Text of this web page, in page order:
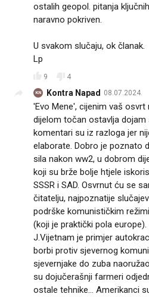
ostalih geopol. pitanja
naravno pokriven.
U svakom slučaju, ok članak.
Lp
9 4
KN Kontra Napad 08.07.2024.
'Evo Mene', cijenim vaš
dijelom točan ostavlja dojam
komentari su iz razloga jer
elaborate. Dobro je poznato
sila nakon ww2, u dobrom
koji su brže bolje htjele
SSSR i SAD. Osvrnut ću se
čitatelju, najpoznatije
podrške komunističkim
(koji je praktički pola
J.Vijetnam je primjer
borbi protiv sjevernog
sjevernjake do zuba
su dojučerašnji farmeri
ostale tehnike... Amerikanci